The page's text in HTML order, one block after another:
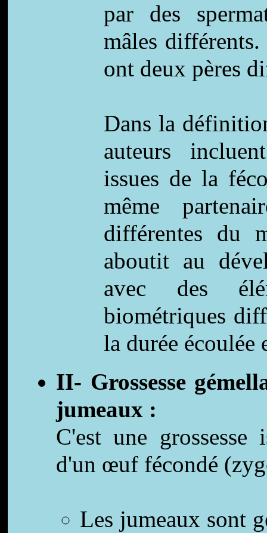
par des
mâles
ont deux pères
Dans la
auteurs
issues de la
même
différentes du
aboutit au
avec des
biométriques
la durée écoulée
II- Grossesse
jumeaux :
C'est une
d'un œuf fécondé
Les jumeaux sont